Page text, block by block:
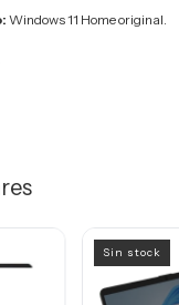
Windows 11 Home original.
Sin stock